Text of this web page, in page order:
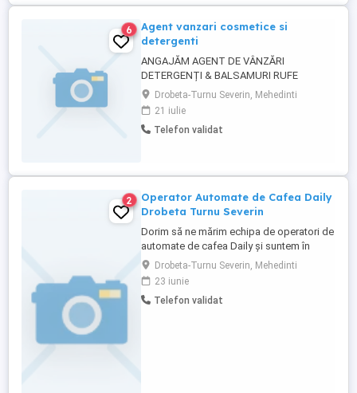
6
Agent vanzari cosmetice si
detergenti
ANGAJĂM AGENT DE VÂNZĂRI
DETERGENȚI & BALSAMURI RUFE
Suntem producător român de detergenți
și balsamuri de rufe, în plină dezvoltare, și
căutăm un Agent de Vânzări motivat,
orientat spre rezultate, care să ne
detergenților ...
Drobeta-Turnu Severin, Mehedinti
21 iulie
Telefon validat
2
Operator Automate de Cafea Daily
Drobeta Turnu Severin
Dorim să ne mărim echipa de operatori de
automate de cafea Daily și suntem în
căutare de colegi dornici să ni se alăture.
ATRIBUTIILE ANGAJATULUI: - Asigură
diagnosticarea, repararea, alimentarea și
întreținerea automatelor de bauturi calde. -
Drobeta-Turnu Severin, Mehedinti
23 iunie
Telefon validat